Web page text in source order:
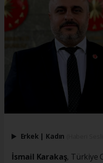
Erkek | Kadın
İsmail Karakaş, Türkiye